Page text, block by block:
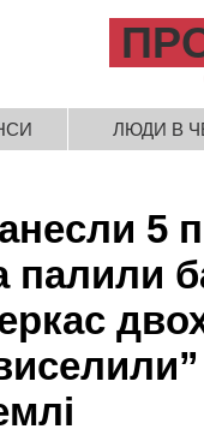
ЛЮДИ В
5
палили